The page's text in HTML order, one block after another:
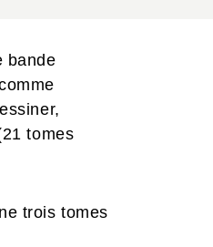
bande
tomes
trois tomes